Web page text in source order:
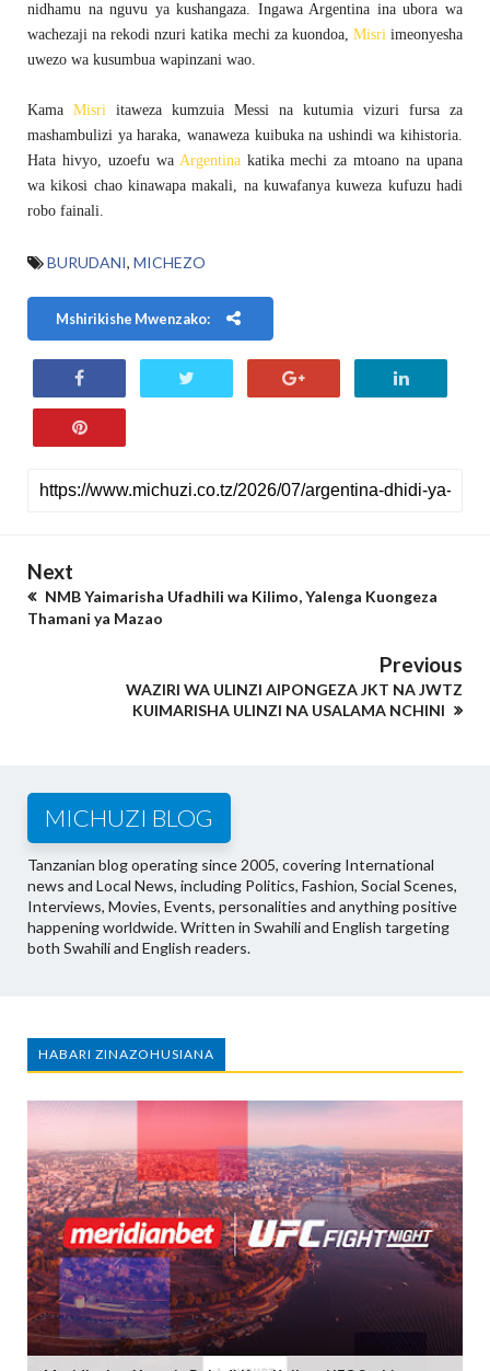
nidhamu na nguvu ya kushangaza. Ingawa Argentina ina ubora wa
wachezaji na rekodi nzuri katika mechi za kuondoa, Misriimeonyesha
uwezo wa kusumbua wapinzani wao.
Kama Misri itaweza kumzuia Messi na kutumia vizuri fursa za
mashambulizi ya haraka, wanaweza kuibuka na ushindi wa kihistoria.
Hata hivyo, uzoefu wa Argentinakatika mechi za mtoano na upana
wa kikosi chao kinawapa makali, na kuwafanya kuweza kufuzu hadi
robo fainali.
BURUDANI, MICHEZO
Mshirikishe Mwenzako:
Next
NMB Yaimarisha Ufadhili wa Kilimo, Yalenga Kuongeza
Thamani ya Mazao
Previous
WAZIRI WA ULINZI AIPONGEZA JKT NA JWTZ
KUIMARISHA ULINZI NA USALAMA NCHINI
MICHUZI BLOG
Tanzanian blog operating since 2005, covering International
news and Local News, including Politics, Fashion, Social Scenes,
Interviews, Movies, Events, personalities and anything positive
happening worldwide. Written in Swahili and English targeting
both Swahili and English readers.
HABARI ZINAZOHUSIANA